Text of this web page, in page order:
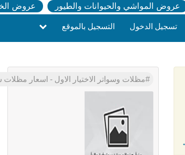
عروض المواشي والحيوانات والطيور عروض
تسجيل الدخول التسجيل بالموقع
مظلات وسواتر الاختيار الاول - اسعار مظلات سيارات - سواتر الرياض - 0500559613 - مظلات